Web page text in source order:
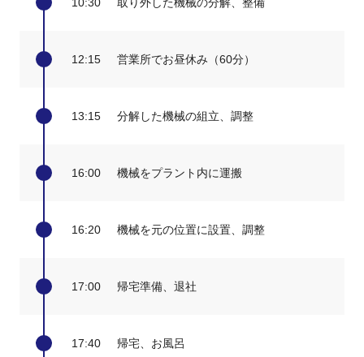
10:30 取り外した機械の分解、整備
12:15 営業所でお昼休み（60分）
13:15 分解した機械の組立、調整
16:00 機械をプラント内に運搬
16:20 機械を元の位置に設置、調整
17:00 帰宅準備、退社
17:40 帰宅、お風呂